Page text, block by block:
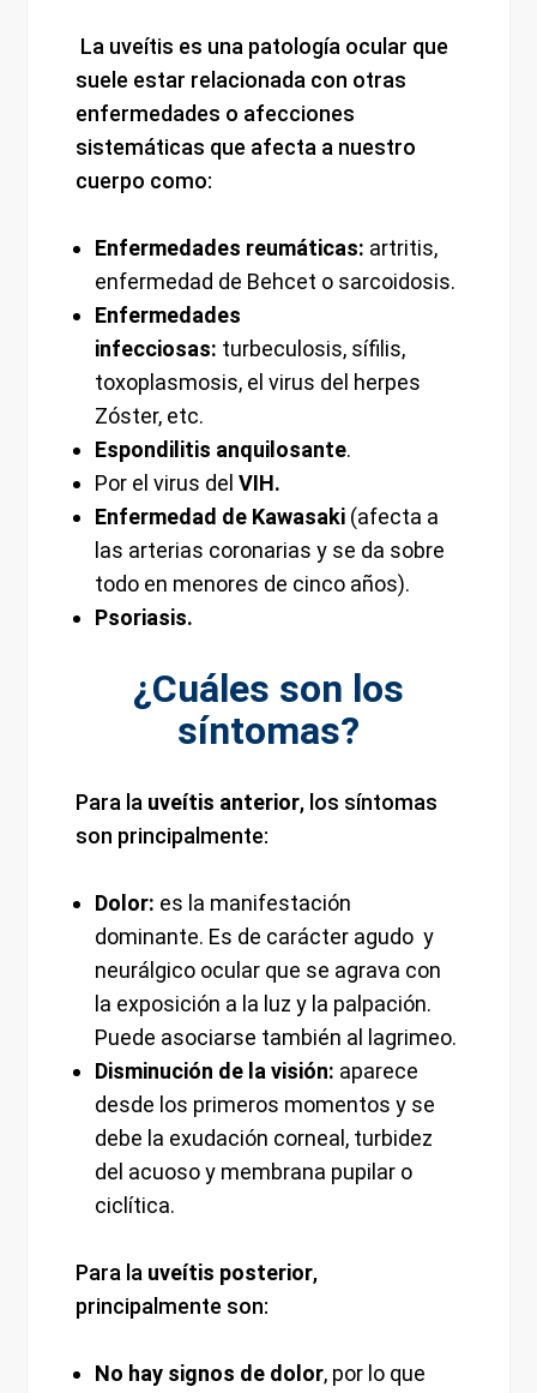
La uveítis es una patología ocular que
suele estar relacionada con otras
enfermedades o afecciones
sistemáticas que afecta a nuestro
cuerpo como:
Enfermedades reumáticas: artritis,
enfermedad de Behcet o sarcoidosis.
Enfermedades
infecciosas: turbeculosis, sífilis,
toxoplasmosis, el virus del herpes
Zóster, etc.
Espondilitis anquilosante.
Por el virus delVIH.
Enfermedad de Kawasaki (afecta a
las arterias coronarias y se da sobre
todo en menores de cinco años).
Psoriasis.
¿Cuáles son los
síntomas?
Para la uveítis anterior, los síntomas
son principalmente:
Dolor: es la manifestación
dominante. Es de carácter agudo y
neurálgico ocular que se agrava con
la exposición a la luz y la palpación.
Puede asociarse también al lagrimeo.
Disminución de la visión: aparece
desde los primeros momentos y se
debe la exudación corneal, turbidez
del acuoso y membrana pupilar o
ciclítica.
Para la uveítis posterior,
principalmente son:
No hay signos de dolor, por lo que